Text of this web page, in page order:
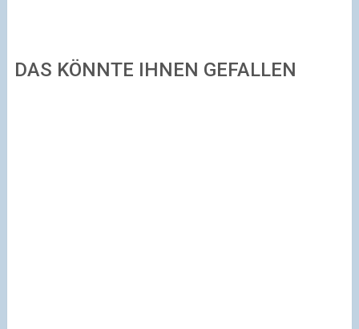
DAS KÖNNTE IHNEN GEFALLEN